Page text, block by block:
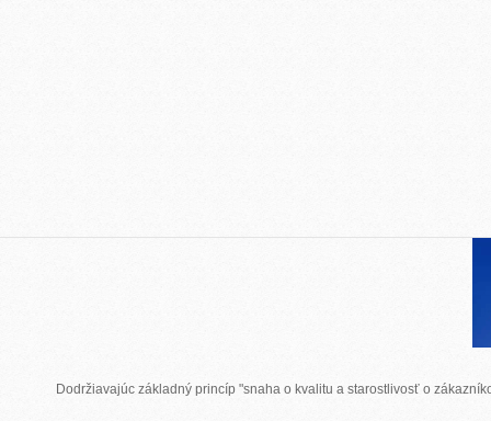
Dodržiavajúc základný princíp "snaha o kvalitu a starostlivosť o